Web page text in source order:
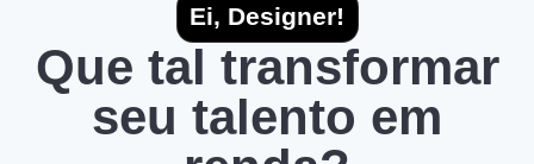
Ei, Designer!
Que tal transformar
seu talento em